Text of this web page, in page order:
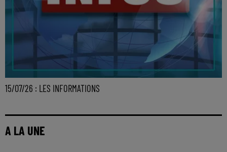
15/07/26 : LES INFORMATIONS
A LA UNE